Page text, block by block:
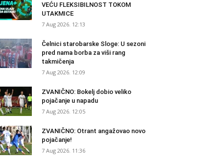
VEĆU FLEKSIBILNOST TOKOM
UTAKMICE
7 Aug 2026. 12:13
Čelnici starobarske Sloge: U sezoni
pred nama borba za viši rang
takmičenja
7 Aug 2026. 12:09
ZVANIČNO: Bokelj dobio veliko
pojačanje u napadu
7 Aug 2026. 12:05
ZVANIČNO: Otrant angažovao novo
pojačanje!
7 Aug 2026. 11:36